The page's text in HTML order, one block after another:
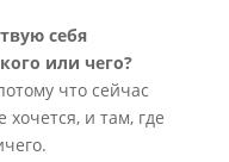
себя
или чего?
что сейчас
и там, где